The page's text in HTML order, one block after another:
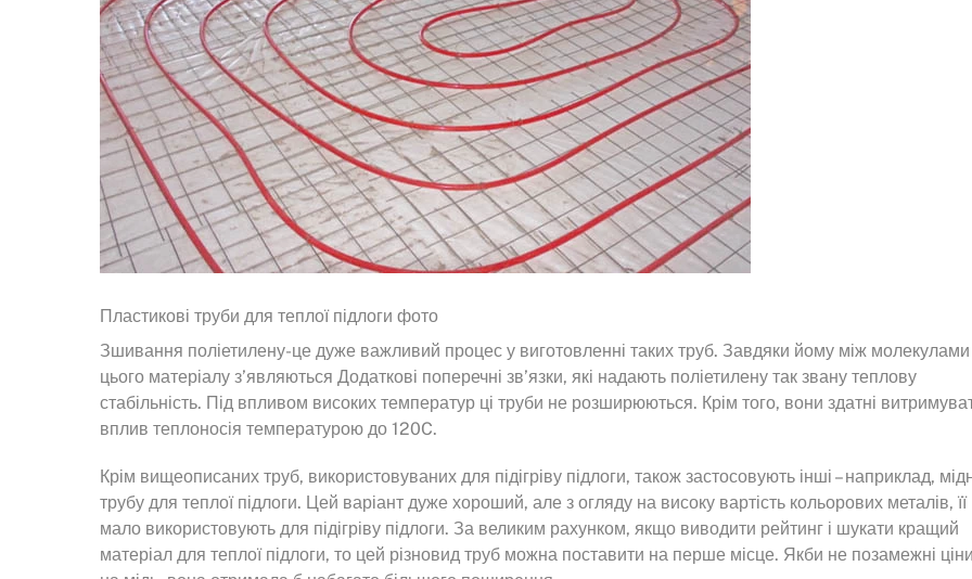
Пластикові труби для теплої підлоги фото
Зшивання поліетилену-це дуже важливий процес у виготовленні таких труб. Завдяки йому між молекулами
цього матеріалу з’являються Додаткові поперечні зв’язки, які надають поліетилену так звану теплову
стабільність. Під впливом високих температур ці труби не розширюються. Крім того, вони здатні
вплив теплоносія температурою до 120C.
Крім вищеописаних труб, використовуваних для підігріву підлоги, також застосовують інші – наприклад,
трубу для теплої підлоги. Цей варіант дуже хороший, але з огляду на високу вартість кольорових металів, її
мало використовують для підігріву підлоги. За великим рахунком, якщо виводити рейтинг і шукати кращий
матеріал для теплої підлоги, то цей різновид труб можна поставити на перше місце. Якби не позамежні